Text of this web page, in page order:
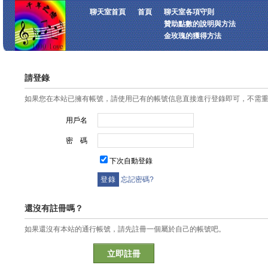
聊天室首頁 首頁
聊天室各項守則
贊助點數的說明與方法
金玫瑰的獲得方法
請登錄
如果您在本站已擁有帳號，請使用已有的帳號信息直接進行登錄即可，不需
用戶名
密 碼
下次自動登錄
忘記密碼?
還沒有註冊嗎？
如果還沒有本站的通行帳號，請先註冊一個屬於自己的帳號吧。
立即註冊